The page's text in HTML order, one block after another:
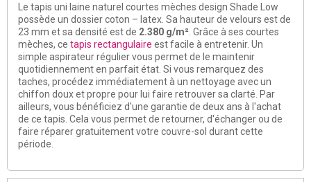
Le tapis uni laine naturel courtes mèches design Shade Low
possède un dossier coton – latex. Sa hauteur de velours est de
23 mm et sa densité est de 2.380 g/m² . Grâce à ses courtes
mèches, ce tapis rectangulaire est facile à entretenir. Un
simple aspirateur régulier vous permet de le maintenir
quotidiennement en parfait état. Si vous remarquez des
taches, procédez immédiatement à un nettoyage avec un
chiffon doux et propre pour lui faire retrouver sa clarté. Par
ailleurs, vous bénéficiez d'une garantie de deux ans à l'achat
de ce tapis. Cela vous permet de retourner, d'échanger ou de
faire réparer gratuitement votre couvre-sol durant cette
période.